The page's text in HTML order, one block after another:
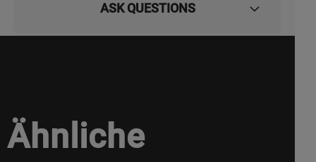
ASK QUESTIONS
Ähnliche